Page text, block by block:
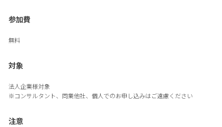
参加費
無料
対象
法人企業様対象
※コンサルタント、同業他社、個人でのお申し込みはご遠慮ください
注意